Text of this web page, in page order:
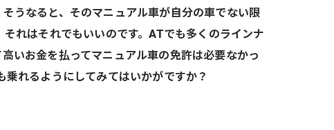
うなると、そのマニュアル車が自分の車でない限
れはそれでもいいのです。ATでも多くのラインナ
いお金を払ってマニュアル車の免許は必要なかっ
れるようにしてみてはいかがですか？